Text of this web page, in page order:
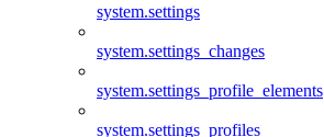
system.settings
system.settings_changes
system.settings_profile_elements
system.settings_profiles